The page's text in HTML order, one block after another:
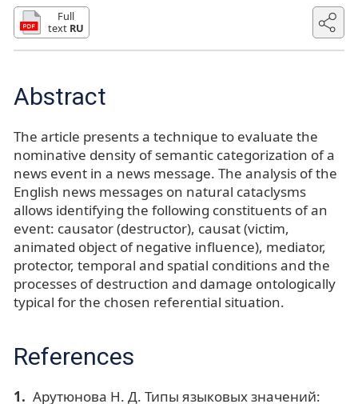
Full
text RU
Abstract
The article presents a technique to evaluate the
nominative density of semantic categorization of a
news event in a news message. The analysis of the
English news messages on natural cataclysms
allows identifying the following constituents of an
event: causator (destructor), causat (victim,
animated object of negative influence), mediator,
protector, temporal and spatial conditions and the
processes of destruction and damage ontologically
typical for the chosen referential situation.
References
Арутюнова Н. Д. Типы языковых значений: